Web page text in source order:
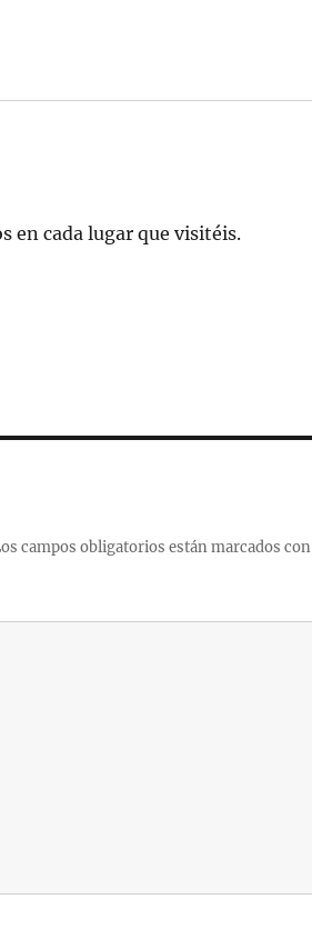
en cada lugar que visitéis.
campos obligatorios están marcados con